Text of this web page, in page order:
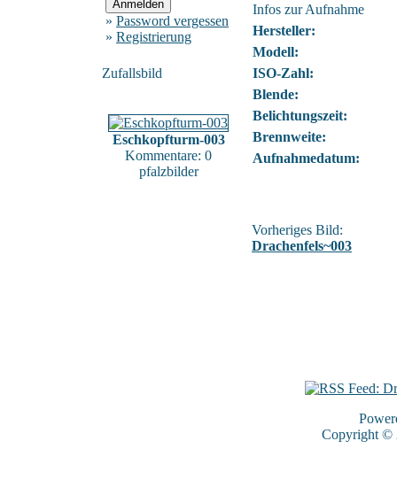
» Password vergessen
» Registrierung
Zufallsbild
Eschkopfturm-003
Kommentare: 0
pfalzbilder
Infos zur Aufnahme
Hersteller:
Modell:
ISO-Zahl:
Blende:
Belichtungszeit:
Brennweite:
Aufnahmedatum:
Vorheriges Bild:
Drachenfels~003
Copyright ©